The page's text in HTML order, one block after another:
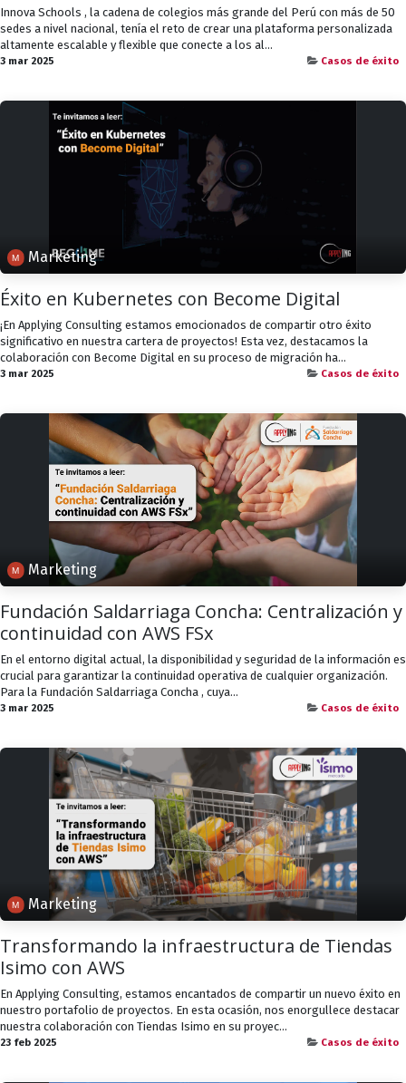
Innova Schools , la cadena de colegios más grande del Perú con más de 50
sedes a nivel nacional, tenía el reto de crear una plataforma personalizada
altamente escalable y flexible que conecte a los al...
3 mar 2025 Casos de éxito
Marketing
Éxito en Kubernetes con Become Digital
¡En Applying Consulting estamos emocionados de compartir otro éxito
significativo en nuestra cartera de proyectos! Esta vez, destacamos la
colaboración con Become Digital en su proceso de migración ha...
3 mar 2025 Casos de éxito
Marketing
Fundación Saldarriaga Concha: Centralización y
continuidad con AWS FSx
En el entorno digital actual, la disponibilidad y seguridad de la información es
crucial para garantizar la continuidad operativa de cualquier organización.
Para la Fundación Saldarriaga Concha , cuya...
3 mar 2025 Casos de éxito
Marketing
Transformando la infraestructura de Tiendas
Isimo con AWS
En Applying Consulting, estamos encantados de compartir un nuevo éxito en
nuestro portafolio de proyectos. En esta ocasión, nos enorgullece destacar
nuestra colaboración con Tiendas Isimo en su proyec...
23 feb 2025 Casos de éxito